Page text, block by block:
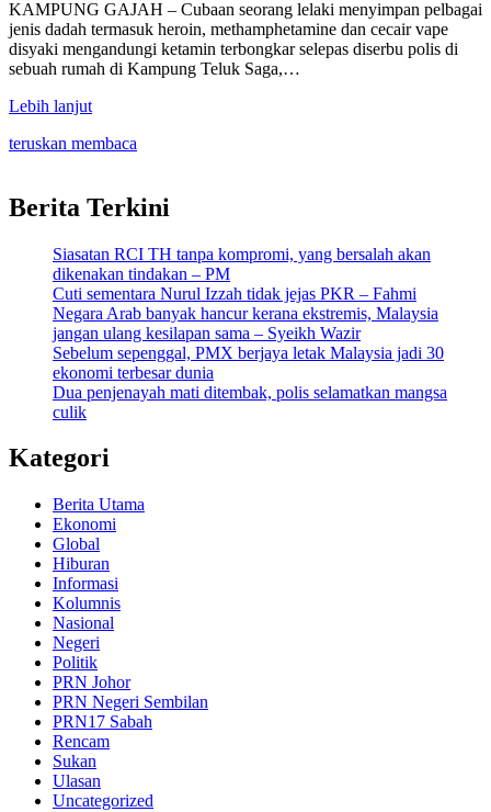
KAMPUNG GAJAH – Cubaan seorang lelaki menyimpan pelbagai
jenis dadah termasuk heroin, methamphetamine dan cecair vape
disyaki mengandungi ketamin terbongkar selepas diserbu polis di
sebuah rumah di Kampung Teluk Saga,…
Lebih lanjut
teruskan membaca
Berita Terkini
Siasatan RCI TH tanpa kompromi, yang bersalah akan
dikenakan tindakan – PM
Cuti sementara Nurul Izzah tidak jejas PKR – Fahmi
Negara Arab banyak hancur kerana ekstremis, Malaysia
jangan ulang kesilapan sama – Syeikh Wazir
Sebelum sepenggal, PMX berjaya letak Malaysia jadi 30
ekonomi terbesar dunia
Dua penjenayah mati ditembak, polis selamatkan mangsa
culik
Kategori
Berita Utama
Ekonomi
Global
Hiburan
Informasi
Kolumnis
Nasional
Negeri
Politik
PRN Johor
PRN Negeri Sembilan
PRN17 Sabah
Rencam
Sukan
Ulasan
Uncategorized